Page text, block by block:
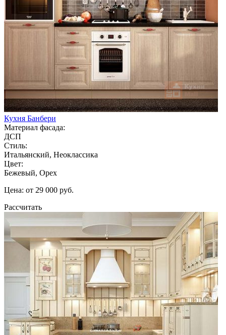
Кухня Банбери
Материал фасада:
ДСП
Стиль:
Итальянский, Неоклассика
Цвет:
Бежевый, Орех
Цена: от 29 000 руб.
Рассчитать